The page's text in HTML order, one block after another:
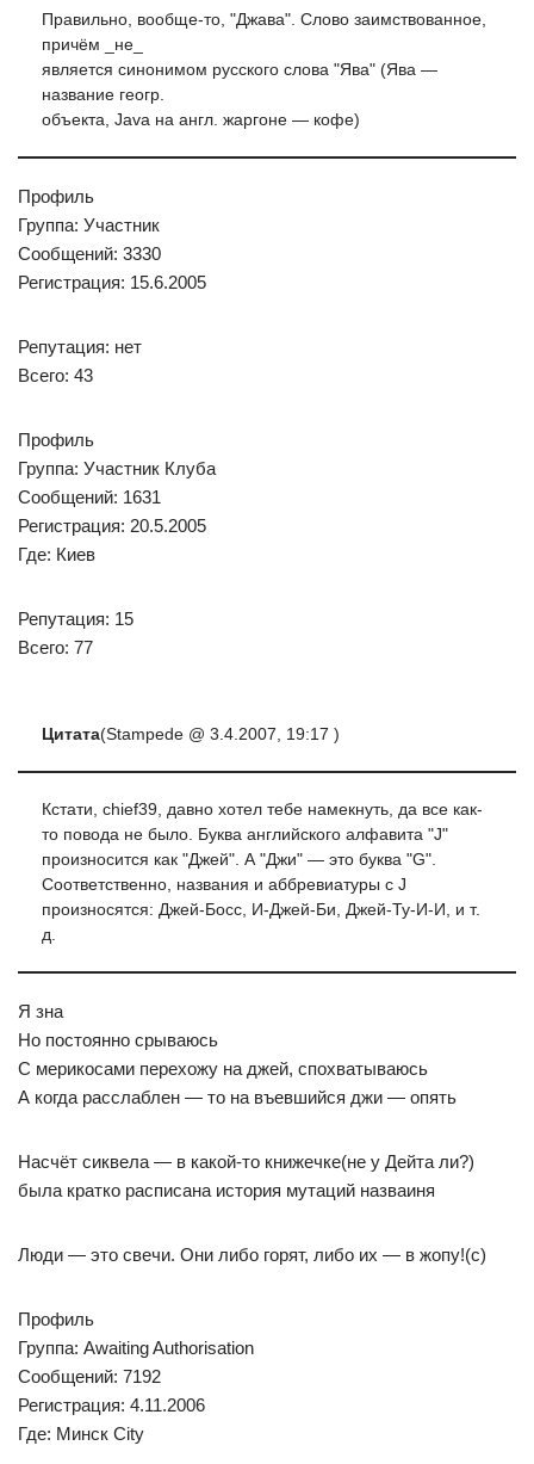
Правильно, вообще-то, "Джава". Слово заимствованное,
причём _не_
является синонимом русского слова "Ява" (Ява —
название геогр.
объекта, Java на англ. жаргоне — кофе)
Профиль
Группа: Участник
Сообщений: 3330
Регистрация: 15.6.2005
Репутация: нет
Всего: 43
Профиль
Группа: Участник Клуба
Сообщений: 1631
Регистрация: 20.5.2005
Где: Киев
Репутация: 15
Всего: 77
Цитата(Stampede @ 3.4.2007, 19:17 )
Кстати, chief39, давно хотел тебе намекнуть, да все как-
то повода не было. Буква английского алфавита "J"
произносится как "Джей". А "Джи" — это буква "G".
Соответственно, названия и аббревиатуры с J
произносятся: Джей-Босс, И-Джей-Би, Джей-Ту-И-И, и т.
д.
Я зна
Но постоянно срываюсь
С мерикосами перехожу на джей, спохватываюсь
А когда расслаблен — то на въевшийся джи — опять
Насчёт сиквела — в какой-то книжечке(не у Дейта ли?)
была кратко расписана история мутаций назваиня
Люди — это свечи. Они либо горят, либо их — в жопу!(с)
Профиль
Группа: Awaiting Authorisation
Сообщений: 7192
Регистрация: 4.11.2006
Где: Минск City